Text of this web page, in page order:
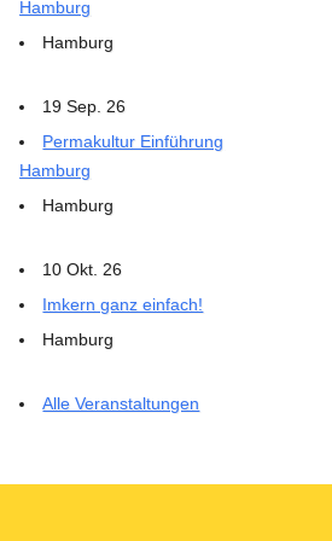
Hamburg
Hamburg
19 Sep. 26
Permakultur Einführung
Hamburg
Hamburg
10 Okt. 26
Imkern ganz einfach!
Hamburg
Alle Veranstaltungen